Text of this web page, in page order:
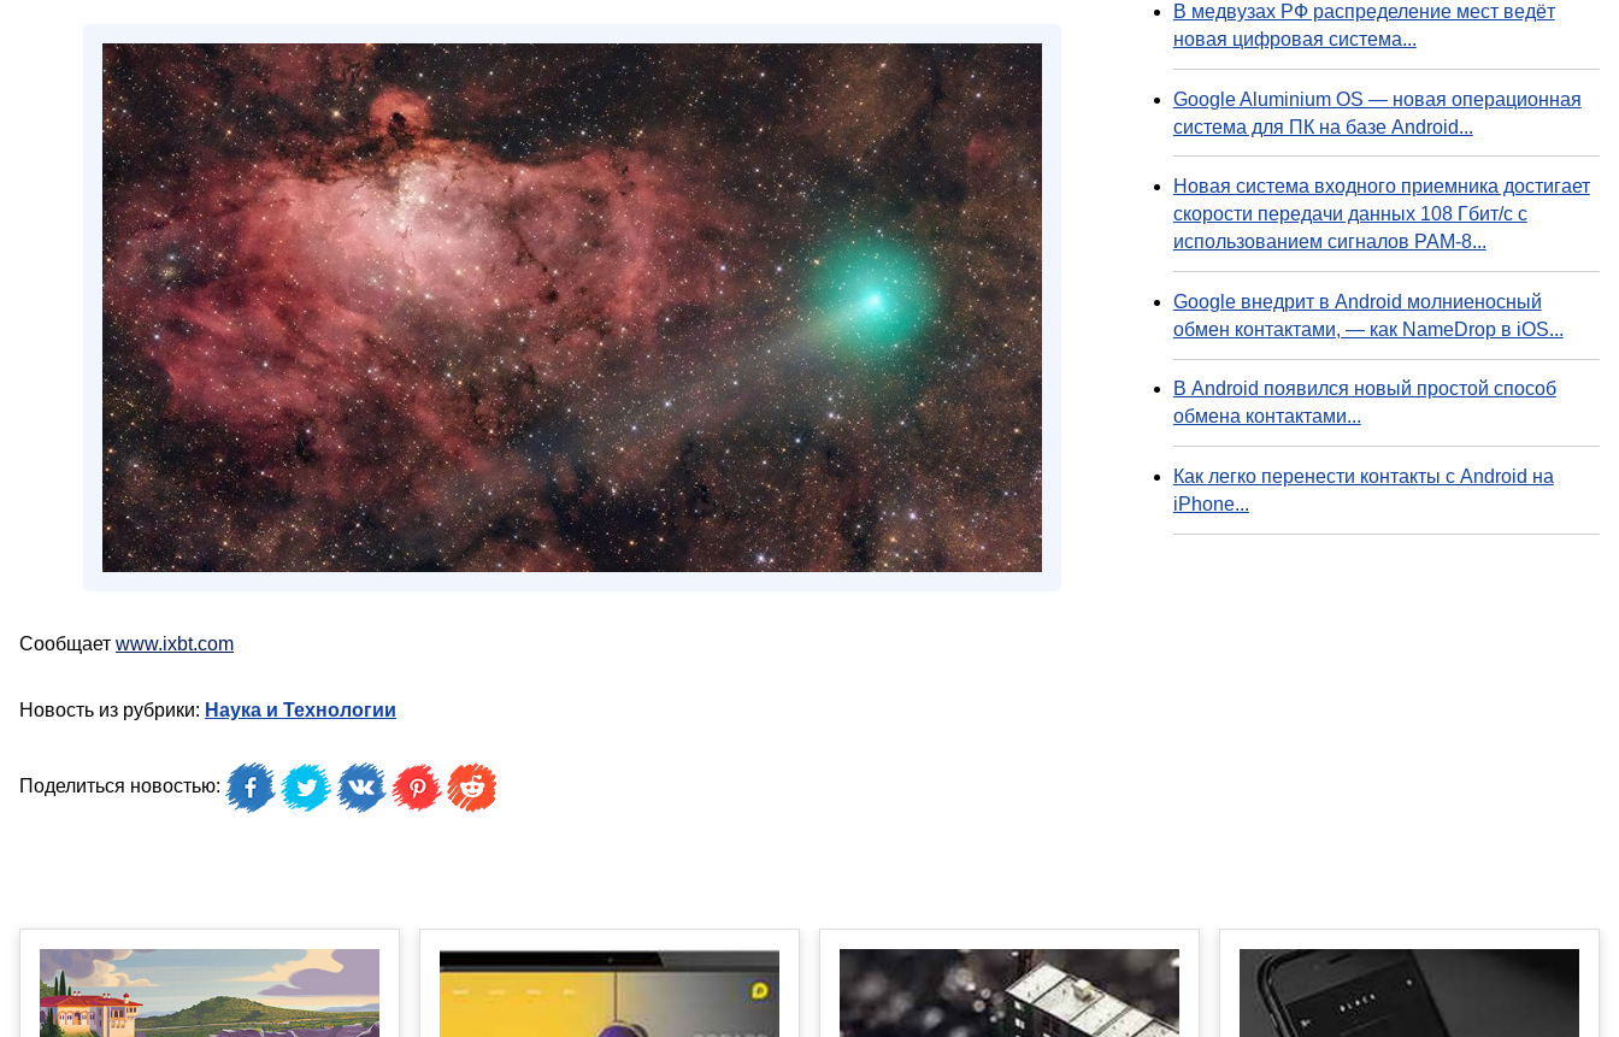
Сообщает www.ixbt.com
Новость из рубрики: Наука и Технологии
Поделиться новостью:
В медвузах РФ распределение мест ведёт
новая цифровая система...
Google Aluminium OS — новая операционная
система для ПК на базе Android...
Новая система входного приемника достигает
скорости передачи данных 108 Гбит/с с
использованием сигналов PAM-8...
Google внедрит в Android молниеносный
обмен контактами, — как NameDrop в iOS...
В Android появился новый простой способ
обмена контактами...
Как легко перенести контакты с Android на
iPhone...